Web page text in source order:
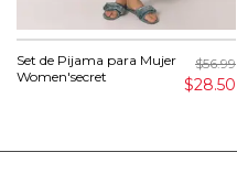
Set de Pijama para Mujer
Women'secret
$56.99
$28.50